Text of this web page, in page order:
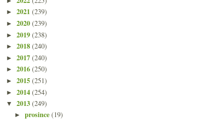
► 2021 (239)
► 2020 (239)
► 2019 (238)
► 2018 (240)
► 2017 (240)
► 2016 (250)
► 2015 (251)
► 2014 (254)
▼ 2013 (249)
►prosince(19)